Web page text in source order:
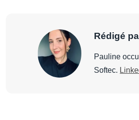
Rédigé
Pauline
Softec.